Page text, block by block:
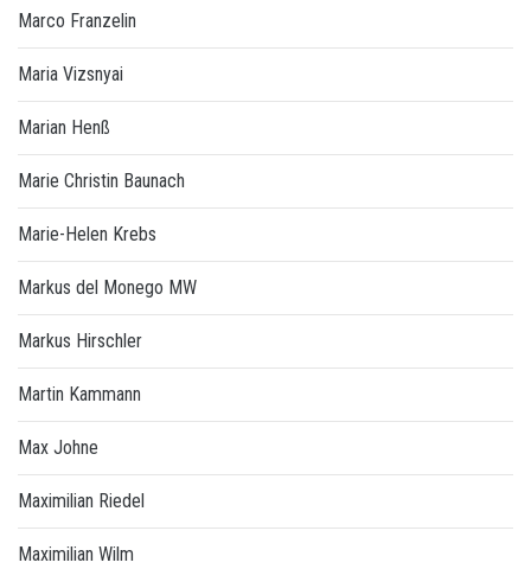
Marco Franzelin
Maria Vizsnyai
Marian Henß
Marie Christin Baunach
Marie-Helen Krebs
Markus del Monego MW
Markus Hirschler
Martin Kammann
Max Johne
Maximilian Riedel
Maximilian Wilm